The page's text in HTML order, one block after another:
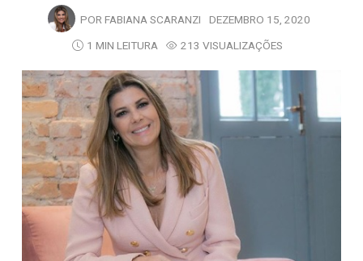
POR FABIANA SCARANZI DEZEMBRO 15, 2020
1 MIN LEITURA
213 VISUALIZAÇÕES